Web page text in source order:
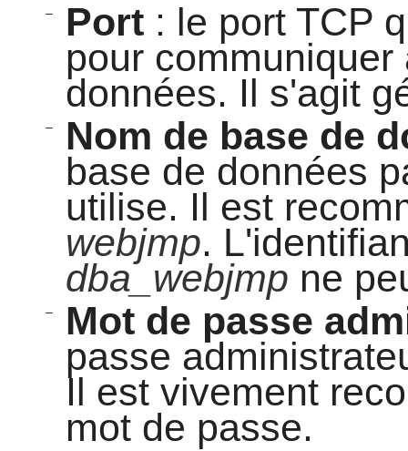
– Port : le port TCP
pour
données. Il s'agit
–
Nom de base de
base de données
utilise. Il est
webjmp.
dba_webjmp ne
–
Mot de passe
passe
Il est vivement
mot de passe.